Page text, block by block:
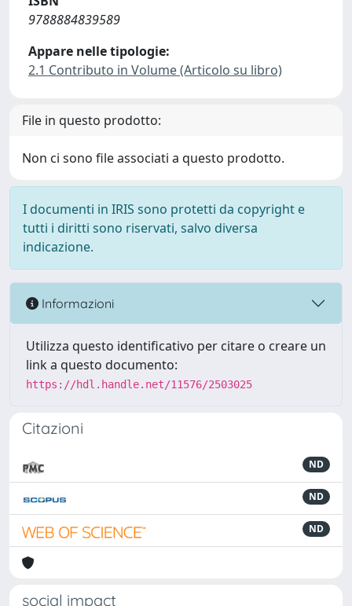
9788884839589
Appare nelle tipologie:
2.1 Contributo in Volume (Articolo su libro)
File in questo prodotto:
Non ci sono file associati a questo prodotto.
I documenti in IRIS sono protetti da copyright e
tutti i diritti sono riservati, salvo diversa
indicazione.
Informazioni
Utilizza questo identificativo per citare o creare un
link a questo documento:
https://hdl.handle.net/11576/2503025
Citazioni
ND
ND
ND
social impact